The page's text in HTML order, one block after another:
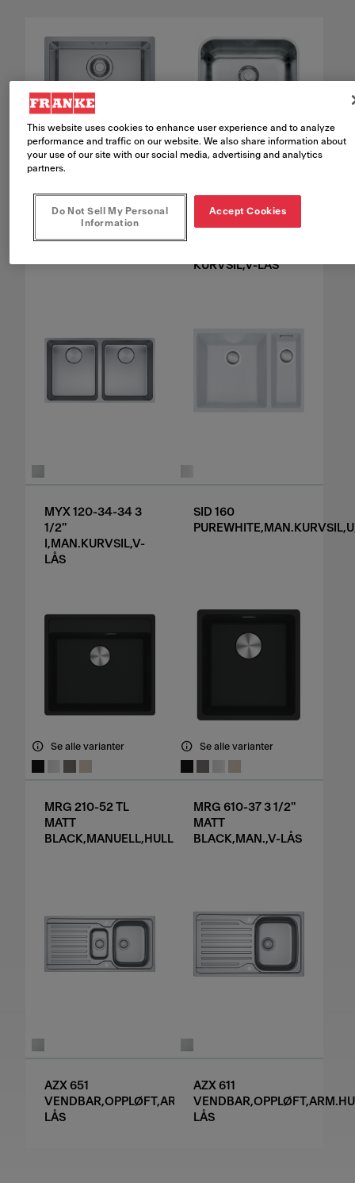
KURVSIL,V-LÅS
MYX 120-34-34 3
1/2"
I,MAN.KURVSIL,V-
LÅS
SID 160
Se alle varianter
MRG 210-52 TL
MATT
BLACK,MANUELL,HULL
Se alle varianter
MRG 610-37 3 1/2"
MATT
BLACK,MAN.,V-LÅS
AZX 651
VENDBAR,OPPLØFT,ARM.HULL,V-
LÅS
AZX 611
LÅS
This website uses cookies to enhance user experience and to analyze
performance and traffic on our website. We also share information about
your use of our site with our social media, advertising and analytics
partners.
Do Not Sell My Personal
Information
Accept Cookies